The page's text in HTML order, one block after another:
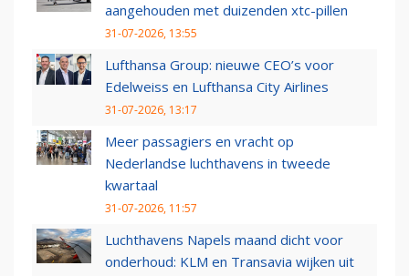
aangehouden met duizenden xtc-pillen
31-07-2026, 13:55
Lufthansa Group: nieuwe CEO’s voor
Edelweiss en Lufthansa City Airlines
31-07-2026, 13:17
Meer passagiers en vracht op
Nederlandse luchthavens in tweede
kwartaal
31-07-2026, 11:57
Luchthavens Napels maand dicht voor
onderhoud: KLM en Transavia wijken uit